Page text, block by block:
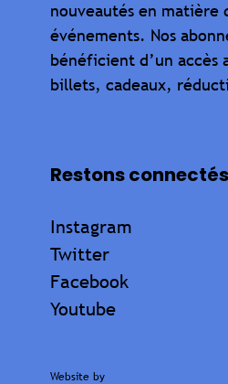
nouveautés en matière
événements. Nos
bénéficient d’un accès
billets, cadeaux,
Restons connectés
Instagram
Twitter
Facebook
Youtube
Website by